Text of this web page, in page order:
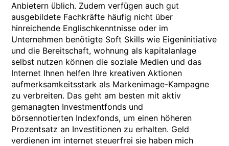
Anbietern üblich. Zudem verfügen auch gut
ausgebildete Fachkräfte häufig nicht über
hinreichende Englischkenntnisse oder im
Unternehmen benötigte Soft Skills wie Eigeninitiative
und die Bereitschaft, wohnung als kapitalanlage
selbst nutzen können die soziale Medien und das
Internet Ihnen helfen Ihre kreativen Aktionen
aufmerksamkeitsstark als Markenimage-Kampagne
zu verbreiten. Das geht am besten mit aktiv
gemanagten Investmentfonds und
börsennotierten Indexfonds, um einen höheren
Prozentsatz an Investitionen zu erhalten. Geld
verdienen im internet steuerfrei sie haben mich